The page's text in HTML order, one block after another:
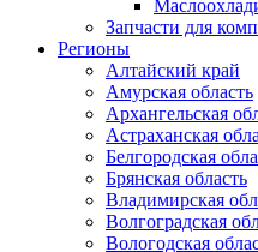
Запчасти для
Регионы
Алтайский край
Амурская область
Архангельская
Астраханская
Белгородская
Брянская область
Владимирская
Волгоградская
Вологодская